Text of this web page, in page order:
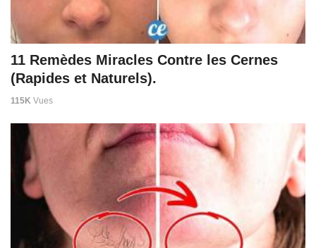
11 Remèdes Miracles Contre les Cernes
(Rapides et Naturels).
115K Vues